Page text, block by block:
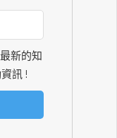
新的知
訊 !